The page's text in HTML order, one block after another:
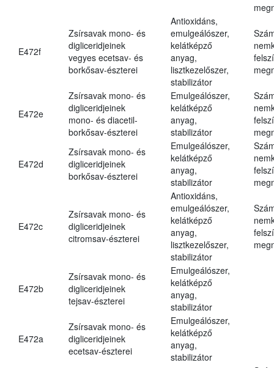
E472f
Zsírsavak mono- és
digliceridjeinek
vegyes ecetsav- és
borkősav-észterei
Antioxidáns,
emulgeálószer,
kelátképző
anyag,
lisztkezelőszer,
stabilizátor
E472e
Zsírsavak mono- és
digliceridjeinek
mono- és diacetil-
borkősav-észterei
Emulgeálószer,
kelátképző
anyag,
stabilizátor
E472d
Zsírsavak mono- és
digliceridjeinek
borkősav-észterei
Emulgeálószer,
kelátképző
anyag,
stabilizátor
E472c
Zsírsavak mono- és
digliceridjeinek
citromsav-észterei
Antioxidáns,
emulgeálószer,
kelátképző
anyag,
lisztkezelőszer,
stabilizátor
E472b
Zsírsavak mono- és
digliceridjeinek
tejsav-észterei
Emulgeálószer,
kelátképző
anyag,
stabilizátor
E472a
Zsírsavak mono- és
digliceridjeinek
ecetsav-észterei
Emulgeálószer,
kelátképző
anyag,
stabilizátor